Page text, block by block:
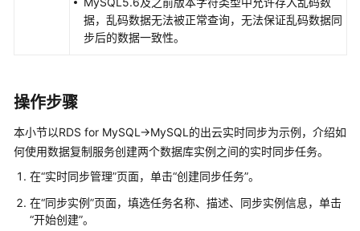
验
务
常
问
题
据，乱码数据无法被正常查询，无法保证乱码数据同
步后的数据一致性。
操作步骤
本小节以RDS for MySQL->MySQL的出云实时同步为示例，介绍如
何使用数据复制服务创建两个数据库实例之间的实时同步任务。
在“实时同步管理”页面，单击“创建同步任务”。
在“同步实例”页面，填选任务名称、描述、同步实例信息，单击
“开始创建”。